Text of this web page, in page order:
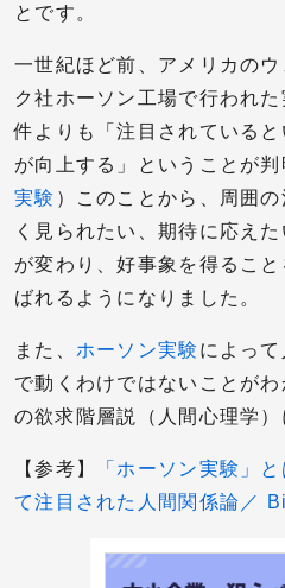
とです。
一世紀ほど前、アメリカの
ク社ホーソン工場で行われ
件よりも「注目されている
が向上する」ということが
実験 ）このことから、周囲
く見られたい、期待に応え
が変わり、好事象を得るこ
ばれるようになりました。
また、 ホーソン実験 によっ
で動くわけではないことが
の欲求階層説（人間心理学）
【参考】
「ホーソン実験」
て注目された人間関係論／